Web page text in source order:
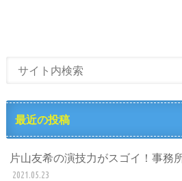
最近の投稿
片山友希の演技力がスゴイ！事務
2021.05.23